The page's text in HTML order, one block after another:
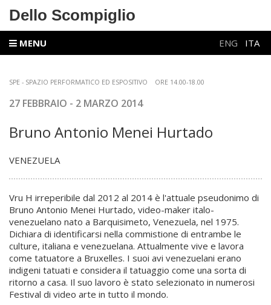
Dello Scompiglio
MENU ENG ITA
SPE - SPAZIO PERFORMATICO ED ESPOSITIVO ORE 14.00-18.00
27 FEBBRAIO - 2 MARZO 2014
Bruno Antonio Menei Hurtado
VENEZUELA
Vru H irreperibile dal 2012 al 2014 è l'attuale pseudonimo di
Bruno Antonio Menei Hurtado, video-maker italo-
venezuelano nato a Barquisimeto, Venezuela, nel 1975.
Dichiara di identificarsi nella commistione di entrambe le
culture, italiana e venezuelana. Attualmente vive e lavora
come tatuatore a Bruxelles. I suoi avi venezuelani erano
indigeni tatuati e considera il tatuaggio come una sorta di
ritorno a casa. Il suo lavoro è stato selezionato in numerosi
Festival di video arte in tutto il mondo.